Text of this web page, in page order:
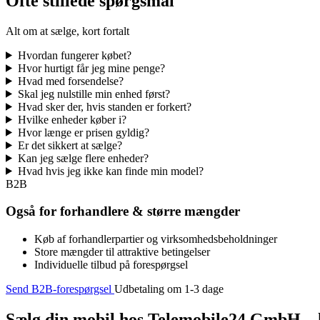
Alt om at sælge, kort fortalt
Hvordan fungerer købet?
Hvor hurtigt får jeg mine penge?
Hvad med forsendelse?
Skal jeg nulstille min enhed først?
Hvad sker der, hvis standen er forkert?
Hvilke enheder køber i?
Hvor længe er prisen gyldig?
Er det sikkert at sælge?
Kan jeg sælge flere enheder?
Hvad hvis jeg ikke kan finde min model?
B2B
Også for forhandlere & større mængder
Køb af forhandlerpartier og virksomhedsbeholdninger
Store mængder til attraktive betingelser
Individuelle tilbud på forespørgsel
Send B2B-forespørgsel Udbetaling om 1-3 dage